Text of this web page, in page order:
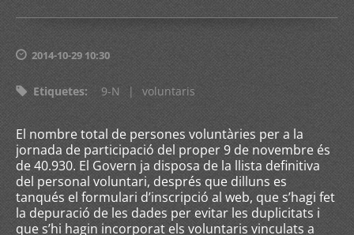
2014-10-29 10:30
Etiquetes: 9-N | voluntaris
El nombre total de persones voluntàries per a la
jornada de participació del proper 9 de novembre és
de 40.930. El Govern ja disposa de la llista definitiva
del personal voluntari, després que dilluns es
tanqués el formulari d’inscripció al web, que s’hagi fet
la depuració de les dades per evitar les duplicitats i
que s’hi hagin incorporat els voluntaris vinculats a